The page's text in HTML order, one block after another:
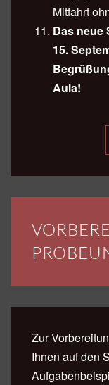
Mitfahrt
Das neue
15.
Aula!
Zur
Ihnen auf den